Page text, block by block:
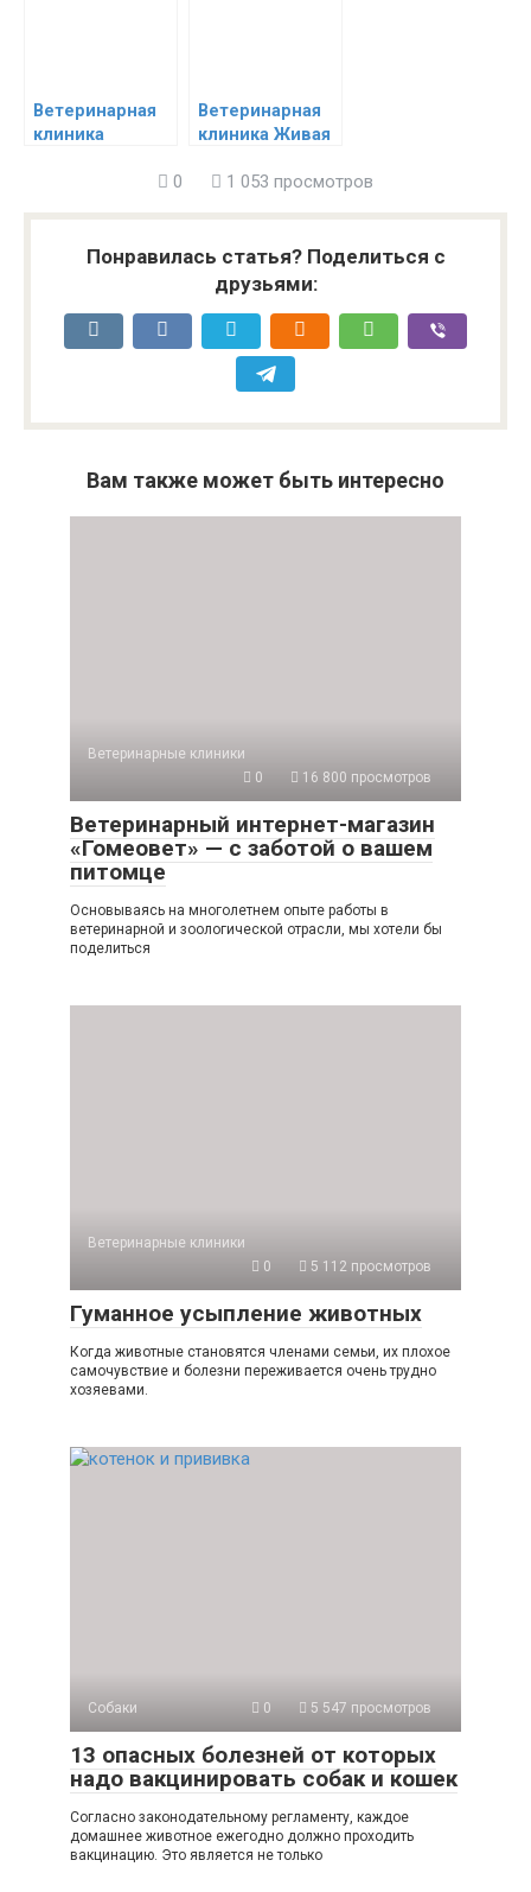
Ветеринарная
клиника
(Советский р-н)
Ветеринарная
клиника Живая
0 1 053 просмотров
Понравилась статья? Поделиться с
друзьями:
Вам также может быть интересно
Ветеринарные клиники
0
16 800 просмотров
Ветеринарный интернет-магазин
«Гомеовет» — с заботой о вашем
питомце
Основываясь на многолетнем опыте работы в
ветеринарной и зоологической отрасли, мы хотели бы
поделиться
Ветеринарные клиники
0
5 112 просмотров
Гуманное усыпление животных
Когда животные становятся членами семьи, их плохое
самочувствие и болезни переживается очень трудно
хозяевами.
Собаки 0 5 547 просмотров
13 опасных болезней от которых
надо вакцинировать собак и кошек
Согласно законодательному регламенту, каждое
домашнее животное ежегодно должно проходить
вакцинацию. Это является не только